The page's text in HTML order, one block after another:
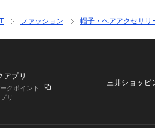
ファッション 帽子・ヘアアクセサリ
アプリ
クポイント
リ
三井ショッピ